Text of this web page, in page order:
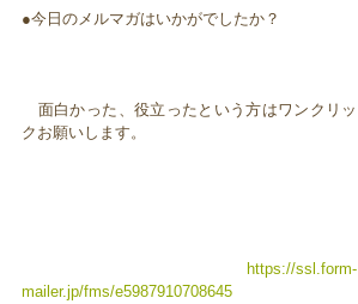
●今日のメルマガはいかがでしたか？
面白かった、役立ったという方はワンクリッ
クお願いします。
https://ssl.form-
mailer.jp/fms/e5987910708645